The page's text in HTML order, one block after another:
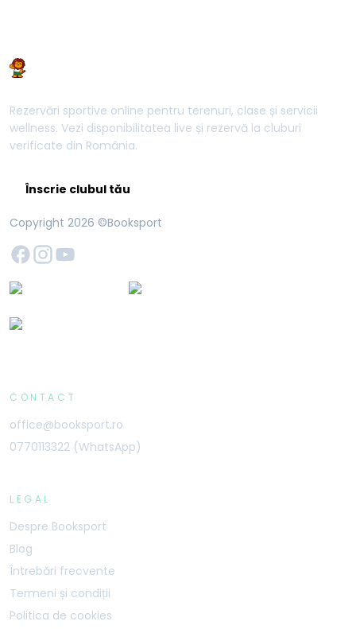
Rezervări sportive online pentru terenuri, clase și servicii
wellness. Vezi disponibilitatea live și rezervă la cluburi
verificate din România.
Înscrie clubul tău
Copyright 2026 ©Booksport
CONTACT
office@booksport.ro
0770113322 (WhatsApp)
LEGAL
Despre Booksport
Blog
Întrebări frecvente
Termeni și condiții
Politica de cookies